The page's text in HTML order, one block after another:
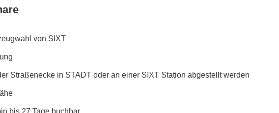
von SIXT
Straßenecke in STADT oder an einer SIXT Station abgestellt werden
bis 27 Tage buchbar